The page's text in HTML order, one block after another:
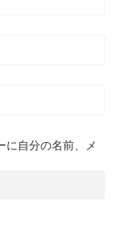
に自分の名前、メ